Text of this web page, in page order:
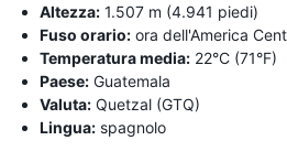
Altezza: 1.507 m (4.941 piedi)
Fuso orario: ora dell'America
Temperatura media: 22°C (71°F)
Paese: Guatemala
Valuta: Quetzal (GTQ)
Lingua: spagnolo